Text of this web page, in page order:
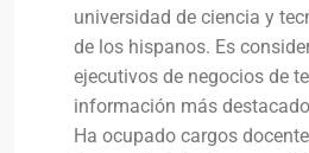
universidad de ciencia y
de los hispanos. Es
ejecutivos de negocios de
información más
Ha ocupado cargos